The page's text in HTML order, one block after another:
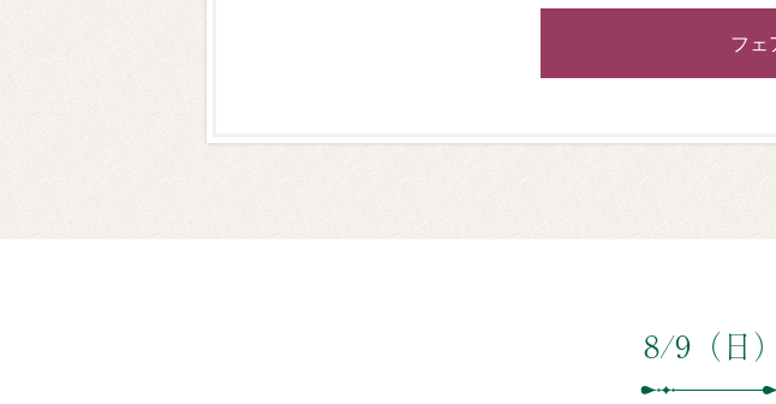
フェ
8/9（日